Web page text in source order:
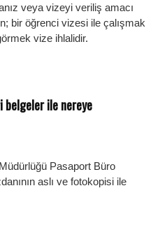
veya vizeyi veriliş amacı
bir öğrenci vizesi ile çalışmak
vize ihlalidir.
belgeler ile nereye
Pasaport Büro
aslı ve fotokopisi ile